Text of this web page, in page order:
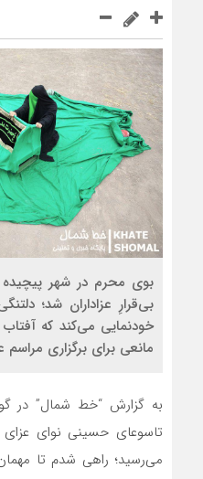
بوی محرم در شهر
بی‌قرارِ عزاداران شد؛
خودنمایی می‌کند که
مانعی برای برگزاری
به گزارش “خط شمال” در
می‌رسید؛ راهی شدم تا